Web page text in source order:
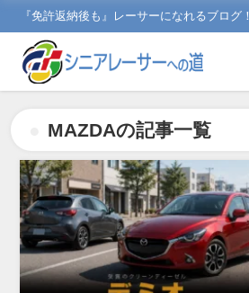
『免許返納後も』レーサーになれるブロ
MAZDAの記事一覧